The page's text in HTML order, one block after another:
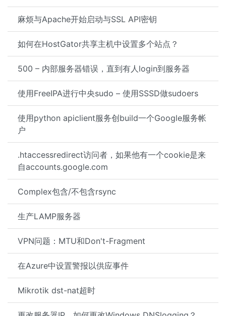
麻烦与Apache开始启动与SSL API密钥
如何在HostGator共享主机中设置多个站点？
500 – 内部服务器错误，直到有人login到服务器
使用FreeIPA进行中央sudo – 使用SSSD做sudoers
使用python apiclient服务创build一个Google服务帐
户
.htaccessredirect访问者，如果他有一个cookie是来
自accounts.google.com
Complex包含/不包含rsync
生产LAMP服务器
VPN问题：MTU和Don't-Fragment
在Azure中设置警报以供应事件
Mikrotik dst-nat超时